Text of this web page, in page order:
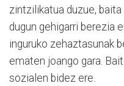
zintzilikatua duzue,
dugun gehigarri berezia
inguruko zehaztasunak
ematen joango gara.
sozialen bidez ere.